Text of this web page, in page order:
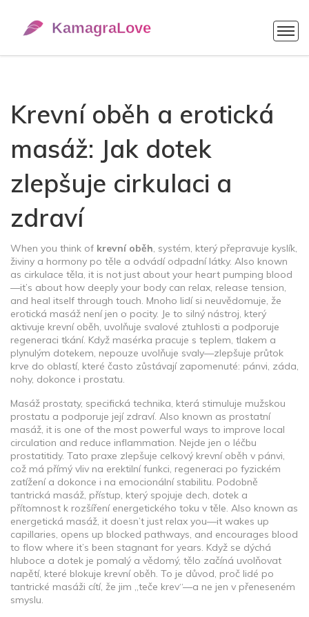
Krevní oběh a erotická
masáž: Jak dotek
zlepšuje cirkulaci a
zdraví
When you think of krevní oběh, systém, který přepravuje kyslík,
živiny a hormony po těle a odvádí odpadní látky. Also known
as cirkulace těla, it is not just about your heart pumping blood
—it’s about how deeply your body can relax, release tension,
and heal itself through touch. Mnoho lidí si neuvědomuje, že
erotická masáž není jen o pocity. Je to silný nástroj, který
aktivuje krevní oběh, uvolňuje svalové ztuhlosti a podporuje
regeneraci tkání. Když masérka pracuje s teplem, tlakem a
plynulým dotekem, nepouze uvolňuje svaly—zlepšuje průtok
krve do oblastí, které často zůstávají zapomenuté: pánvi, záda,
nohy, dokonce i prostatu.
Masáž prostaty, specifická technika, která stimuluje mužskou
prostatu a podporuje její zdraví. Also known as prostatní
masáž, it is one of the most powerful ways to improve local
circulation and reduce inflammation. Nejde jen o léčbu
prostatitidy. Tato praxe zlepšuje celkový krevní oběh v pánvi,
což má přímý vliv na erektilní funkci, regeneraci po fyzickém
zatížení a dokonce i na emocionální stabilitu. Podobně
tantrická masáž, přístup, který spojuje dech, dotek a
přítomnost k rozšíření energetického toku v těle. Also known as
energetická masáž, it doesn’t just relax you—it wakes up
capillaries, opens up blocked pathways, and encourages blood
to flow where it’s been stagnant for years. Když se dýchá
hluboce a dotek je pomalý a vědomý, tělo začíná uvolňovat
napětí, které blokuje krevní oběh. To je důvod, proč lidé po
tantrické masáži cítí, že jim „teče krev“—a ne jen v přeneseném
smyslu.